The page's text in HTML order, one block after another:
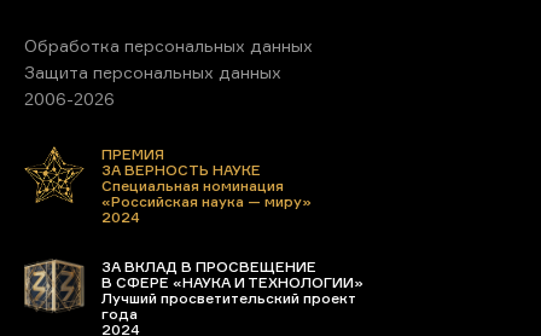
Обработка персональных данных
Защита персональных данных
2006-2026
ПРЕМИЯ
ЗА ВЕРНОСТЬ НАУКЕ
Специальная номинация
«Российская наука — миру»
2024
ЗА ВКЛАД В ПРОСВЕЩЕНИЕ
В СФЕРЕ «НАУКА И ТЕХНОЛОГИИ»
Лучший просветительский проект
года
2024